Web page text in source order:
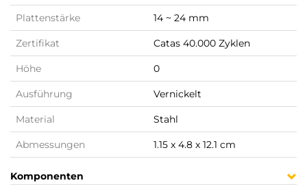
Plattenstärke 14 ~ 24 mm
Zertifikat Catas 40.000 Zyklen
Höhe 0
Ausführung Vernickelt
Material Stahl
Abmessungen 1.15 x 4.8 x 12.1 cm
Komponenten